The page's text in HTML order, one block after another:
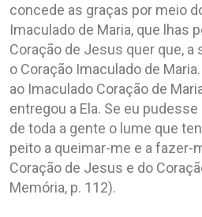
concede as graças por meio
Imaculado de Maria, que lhas
Coração de Jesus quer que, a
o Coração Imaculado de
ao Imaculado Coração de
entregou a Ela. Se eu
de toda a gente o lume que
peito a queimar-me e a fazer-
Coração de Jesus e do
Memória, p. 112).